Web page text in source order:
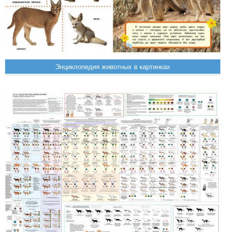
Энциклопедия животных в картинках